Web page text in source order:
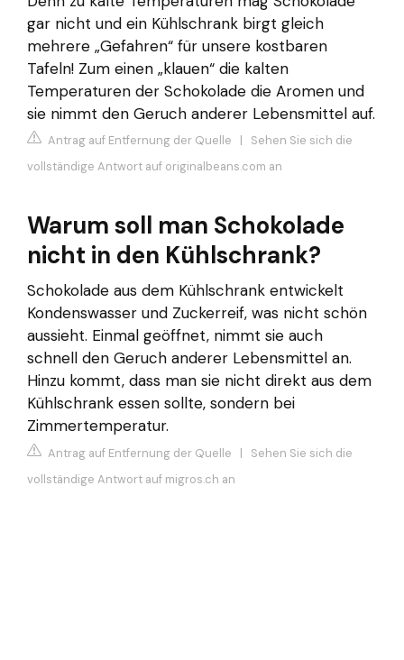
gar nicht und ein Kühlschrank birgt gleich
mehrere „Gefahren“ für unsere kostbaren
Tafeln! Zum einen „klauen“ die kalten
Temperaturen der Schokolade die Aromen und
sie nimmt den Geruch anderer Lebensmittel auf.
Antrag auf Entfernung der Quelle | Sehen Sie sich die
vollständige Antwort auf originalbeans.com an
Warum soll man Schokolade
nicht in den Kühlschrank?
Schokolade aus dem Kühlschrank entwickelt
Kondenswasser und Zuckerreif, was nicht schön
aussieht. Einmal geöffnet, nimmt sie auch
schnell den Geruch anderer Lebensmittel an.
Hinzu kommt, dass man sie nicht direkt aus dem
Kühlschrank essen sollte, sondern bei
Zimmertemperatur.
Antrag auf Entfernung der Quelle | Sehen Sie sich die
vollständige Antwort auf migros.ch an